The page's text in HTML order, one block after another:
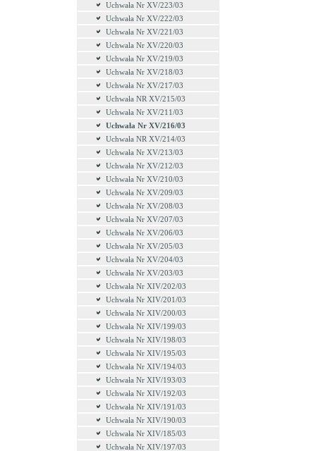
Uchwała Nr XV/223/03
Uchwała Nr XV/222/03
Uchwała Nr XV/221/03
Uchwala Nr XV/220/03
Uchwała Nr XV/219/03
Uchwała Nr XV/218/03
Uchwała Nr XV/217/03
Uchwała NR XV/215/03
Uchwała Nr XV/211/03
Uchwała Nr XV/216/03
Uchwała NR XV/214/03
Uchwała Nr XV/213/03
Uchwała Nr XV/212/03
Uchwała Nr XV/210/03
Uchwała Nr XV/209/03
Uchwała Nr XV/208/03
Uchwała Nr XV/207/03
Uchwała Nr XV/206/03
Uchwała Nr XV/205/03
Uchwała Nr XV/204/03
Uchwała Nr XV/203/03
Uchwała Nr XIV/202/03
Uchwała Nr XIV/201/03
Uchwała Nr XIV/200/03
Uchwała Nr XIV/199/03
Uchwała Nr XIV/198/03
Uchwała Nr XIV/195/03
Uchwała Nr XIV/194/03
Uchwała Nr XIV/193/03
Uchwała Nr XIV/192/03
Uchwała Nr XIV/191/03
Uchwała Nr XIV/190/03
Uchwała Nr XIV/185/03
Uchwała Nr XIV/197/03